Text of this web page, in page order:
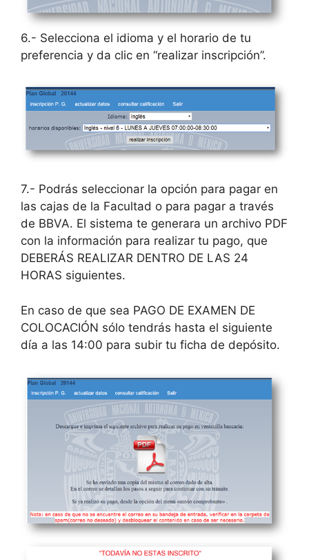
6.- Selecciona el idioma y el horario de tu
preferencia y da clic en “realizar inscripción”.
7.- Podrás seleccionar la opción para pagar en
las cajas de la Facultad o para pagar a través
de BBVA. El sistema te generara un archivo PDF
con la información para realizar tu pago, que
DEBERÁS REALIZAR DENTRO DE LAS 24
HORAS siguientes.
En caso de que sea PAGO DE EXAMEN DE
COLOCACIÓN sólo tendrás hasta el siguiente
día a las 14:00 para subir tu ficha de depósito.